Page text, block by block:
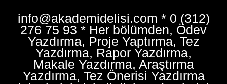
info@akademidelisi.com * 0 (312)
276 75 93 * Her bölümden, Ödev
Yazdırma, Proje Yaptırma, Tez
Yazdırma, Rapor Yazdırma,
Makale Yazdırma, Araştırma
Yazdırma, Tez Önerisi Yazdırma